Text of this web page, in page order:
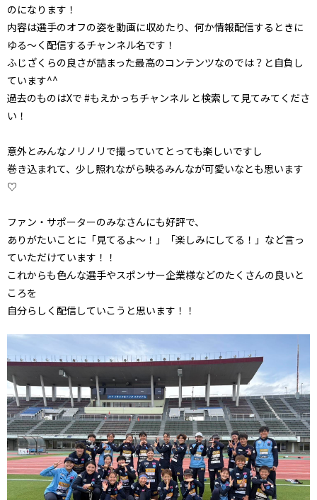
のになります！
内容は選手のオフの姿を動画に収めたり、何か情報配信するときに
ゆる～く配信するチャンネル名です！
ふじざくらの良さが詰まった最高のコンテンツなのでは？と自負し
ています^^
過去のものはXで #もえかっちチャンネル と検索して見てみてくださ
い！
意外とみんなノリノリで撮っていてとっても楽しいですし
巻き込まれて、少し照れながら映るみんなが可愛いなとも思います
♡
ファン・サポーターのみなさんにも好評で、
ありがたいことに「見てるよ～！」「楽しみにしてる！」など言っ
ていただけています！！
これからも色んな選手やスポンサー企業様などのたくさんの良いと
ころを
自分らしく配信していこうと思います！！